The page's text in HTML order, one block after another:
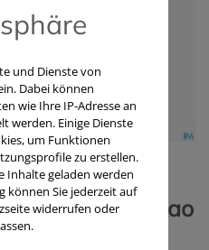
Bio Kakao
und Dienste von
Dabei können
wie Ihre IP-Adresse an
werden. Einige Dienste
um Funktionen
zu erstellen.
Inhalte geladen werden
können Sie jederzeit auf
widerrufen oder